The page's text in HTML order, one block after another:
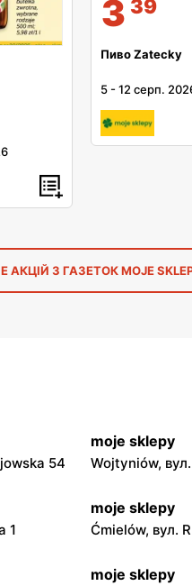
3 39
Пиво Zatecky
5 -12 серп.
АКЦІЙ З ГАЗЕТОК MOJE
54
moje sklepy
Wojtyniów,
1
moje sklepy
Ćmielów, вул.
moje sklepy